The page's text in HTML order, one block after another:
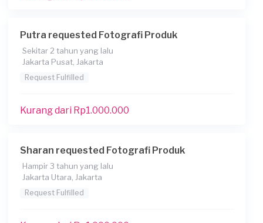
Putra requested Fotografi Produk
Sekitar 2 tahun yang lalu
Jakarta Pusat, Jakarta
Request Fulfilled
Kurang dari Rp1.000.000
Sharan requested Fotografi Produk
Hampir 3 tahun yang lalu
Jakarta Utara, Jakarta
Request Fulfilled